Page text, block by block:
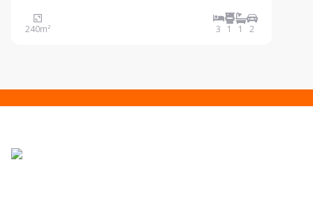
240m² 3 1 1 2